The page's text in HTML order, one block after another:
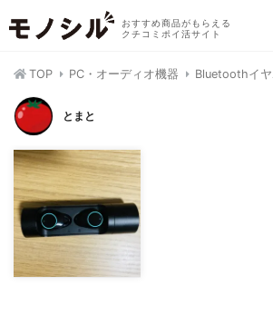
おすすめ商品がもらえる
クチコミポイ活サイト
TOP PC・オーディオ機器 Bluetoothイ
とまと